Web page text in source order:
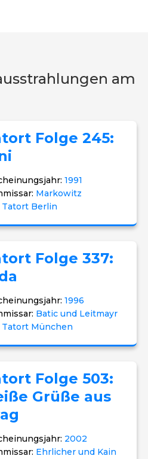
am
Folge 245:
1991
Markowitz
Tatort Berlin
Folge 337:
1996
Batic und Leitmayr
Tatort München
Folge 503:
Grüße aus
2002
Ehrlicher und Kain